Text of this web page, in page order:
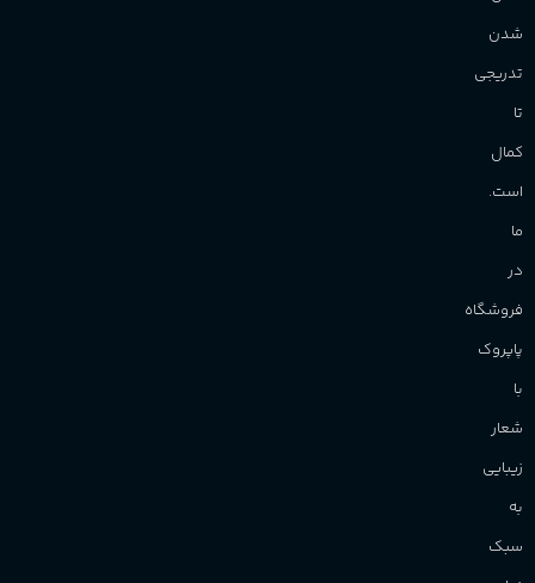
شدن
تدریجی
تا
کمال
است.
ما
در
فروشگاه
پاپروک
با
شعار
زیبایی
به
سبک